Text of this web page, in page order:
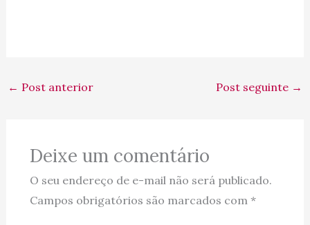
← Post anterior Post seguinte →
Deixe um comentário
O seu endereço de e-mail não será publicado.
Campos obrigatórios são marcados com *